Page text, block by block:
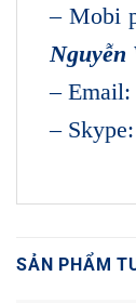
– Mobi
– Email:
–
SẢN PHẨM